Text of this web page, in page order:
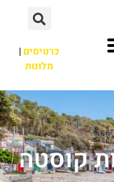
כרטיסים|
מלונות
קוסטה